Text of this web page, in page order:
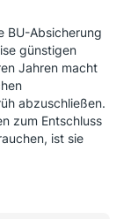
BU-Absicherung
günstigen
Jahren macht
abzuschließen.
zum Entschluss
ist sie